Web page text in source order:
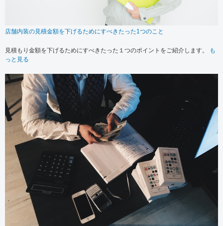
店舗内装の見積金額を下げるためにすべきたった1つのこと
見積もり金額を下げるためにすべきたった１つのポイントをご紹介します。
も
っと見る